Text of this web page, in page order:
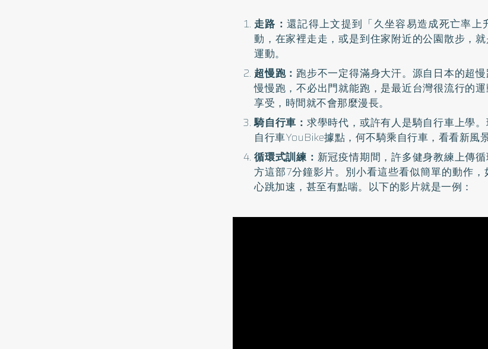
走路： 還記得上文提到「久坐容易造成死亡率上
動，在家裡走走，或是到住家附近的公園散步，
運動。
超慢跑：跑步不一定得滿身大汗。源自日本的超慢
慢慢跑，不必出門就能跑，是最近台灣很流行的
享受，時間就不會那麼漫長。
騎自行車： 求學時代，或許有人是騎自行車上學
自行車YouBike據點，何不騎乘自行車，看看新風
循環式訓練： 新冠疫情期間，許多健身教練上傳
方這部7分鐘影片。別小看這些看似簡單的動作
心跳加速，甚至有點喘。以下的影片就是一例：